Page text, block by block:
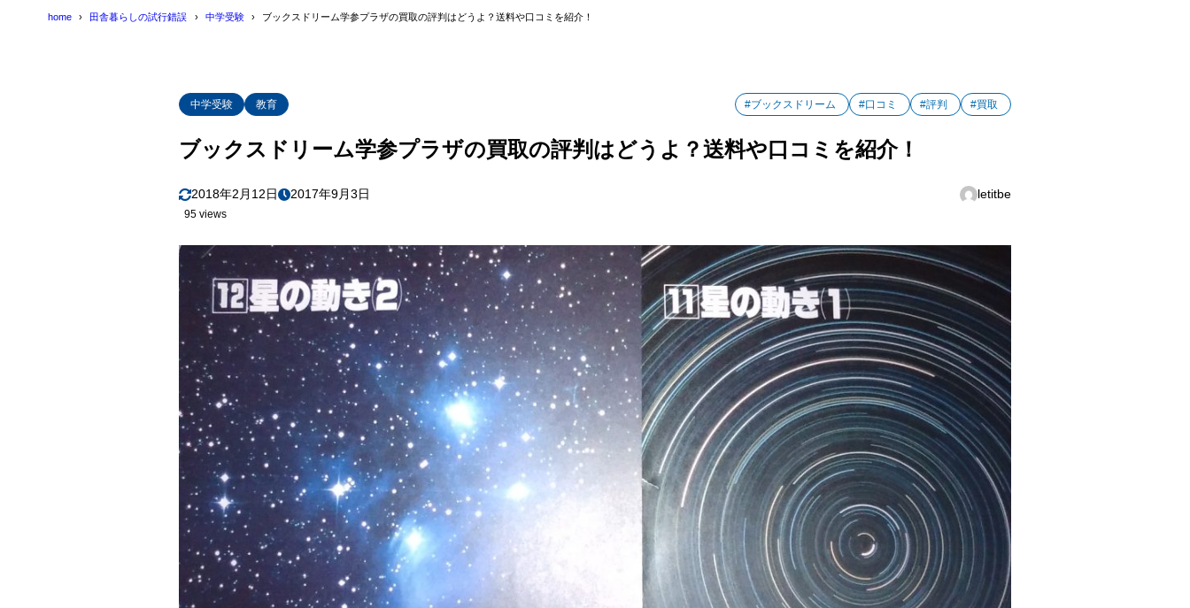
home 田舎暮らしの試行錯誤 中学受験 ブックスドリーム学参プラザの買取の評判はどうよ？送料や口コミを紹介！
中学受験 教育 #ブックスドリーム #口コミ #評判 #買取
ブックスドリーム学参プラザの買取の評判はどうよ？送料や口コミを紹介！
2018年2月12日 2017年9月3日 letitbe
95 views